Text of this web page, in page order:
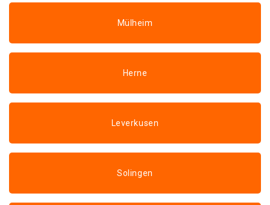
Mülheim
Herne
Leverkusen
Solingen